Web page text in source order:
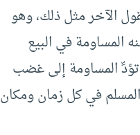
الآخر مثل ذلك، وهو
في البيع
تؤدِّ المساومة إلى غضب
في كل زمان ومكان